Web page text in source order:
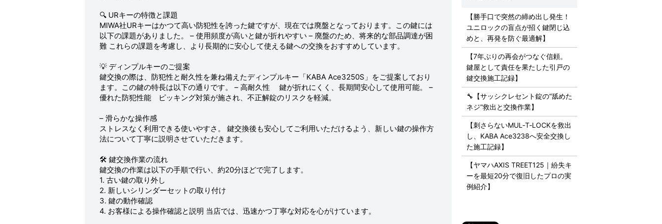
🔍 URキーの特徴と課題
MIWA社URキーはかつて高い防犯性を誇った鍵ですが、現在では廃盤となっております。この鍵には
以下の課題がありました。 – 使用頻度が高いと鍵が折れやすい – 廃盤のため、将来的な部品調達が困
難 これらの課題を考慮し、より長期的に安心して使える鍵への交換をおすすめしています。
💡 ディンプルキーのご提案
鍵交換の際は、防犯性と耐久性を兼ね備えたディンプルキー「KABA Ace3250S」をご提案しており
ます。この鍵の特長は以下の通りです。 – 高耐久性 鍵が折れにくく、長期間安心して使用可能。 –
優れた防犯性能 ピッキング対策が施され、不正解錠のリスクを軽減。
– 滑らかな操作感
ストレスなく利用できる使いやすさ。 鍵交換後も安心してご利用いただけるよう、新しい鍵の操作方
法について丁寧に説明させていただきます。
🛠 鍵交換作業の流れ
鍵交換の作業は以下の手順で行い、約20分ほどで完了します。
1. 古い鍵の取り外し
2. 新しいシリンダーセットの取り付け
3. 鍵の動作確認
4. お客様による操作確認と説明 当店では、迅速かつ丁寧な対応を心がけています。
【勝手口で突然の締め出し発生！
ユニロックの盲点が招く鍵閉じ込
めと、再発を防ぐ最適解】
【7年ぶりの再会がつなぐ信頼。
鍵屋として責任を果たした引戸の
鍵交換施工記録】
🔧【サッシクレセント錠の“舐めた
ネジ”救出と交換作業】
【刺さらないMUL‑T‑LOCKを救出
し、KABA Ace3238へ安全交換し
た施工記録】
【ヤマハAXIS TREET125｜紛失キ
ーを最短20分で復旧したプロの実
例紹介】